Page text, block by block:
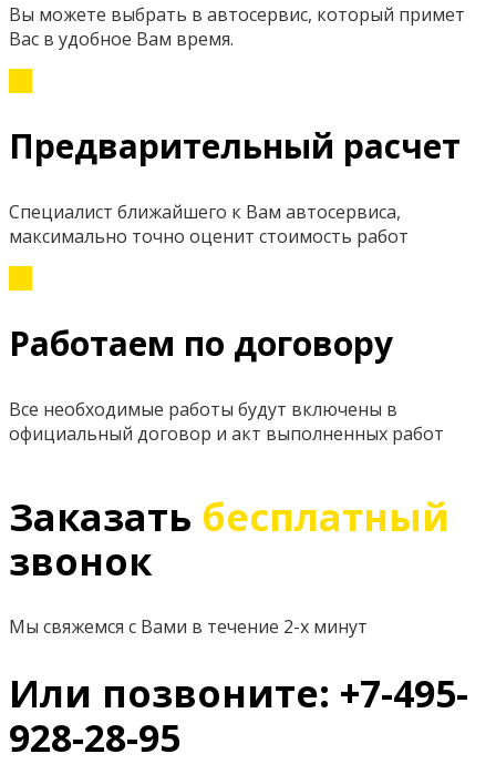
Вы можете выбрать в автосервис, который примет
Вас в удобное Вам время.
Предварительный расчет
Специалист ближайшего к Вам автосервиса,
максимально точно оценит стоимость работ
Работаем по договору
Все необходимые работы будут включены в
официальный договор и акт выполненных работ
Заказать бесплатный
звонок
Мы свяжемся с Вами в течение 2-х минут
Или позвоните: +7-495-
928-28-95